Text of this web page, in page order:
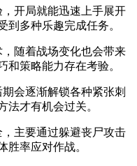
开局就能迅速上手展开
到多种乐趣完成任务。
随着战场变化也会带来
和策略能力存在考验。
会逐渐解锁各种紧张刺
法才有机会过关。
主要通过躲避丧尸攻击
胜率应对作战。